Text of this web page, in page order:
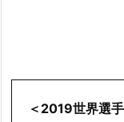
＜2019世界選